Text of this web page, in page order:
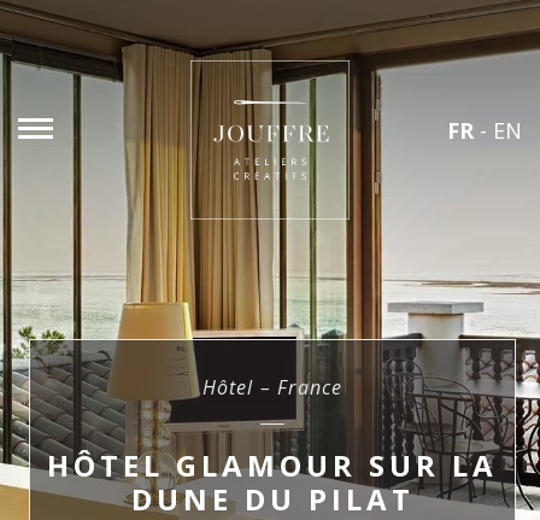
FR - EN
Hôtel – France
HÔTEL GLAMOUR SUR LA
DUNE DU PILAT